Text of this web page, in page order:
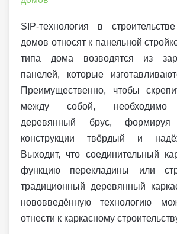
SIP-технология в
домов относят к панельной
типа дома возводятся из
панелей, которые
Преимущественно, чтобы
между собой, необходимо
деревянный брус,
конструкции твёрдый и
Выходит, что соединительный
функцию перекладины или
традиционный деревянный
нововведённую технологию
отнести к каркасному